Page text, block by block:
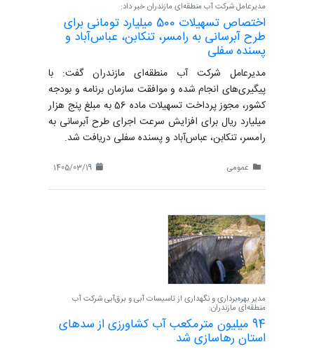
مدیرعامل شرکت آب منطقه‌ای مازندران خبر داد:
اختصاص تسهیلات 500 میلیارد تومانی برای
طرح آبرسانی به رامسر، تنکابن، عباس‌آباد و
پسنده سفلی
مدیرعامل شرکت آب منطقه‌ای مازندران گفت: با
پیگیری‌های انجام شده و موافقت سازمان برنامه و بودجه
کشور، مجوز پرداخت تسهیلات ماده 56 به مبلغ پنج هزار
میلیارد ریال برای افزایش سرعت اجرای طرح آبرسانی به
رامسر، تنکابن، عباس‌آباد و پسنده سفلی دریافت شد.
عمومی
مدیر بهره‌برداری و نگهداری از تاسیسات آبی و برق‌آبی شرکت آب
منطقه‌ای مازندران:
94 میلیون مترمکعب آب کشاورزی از سدهای
استان رهاسازی شد